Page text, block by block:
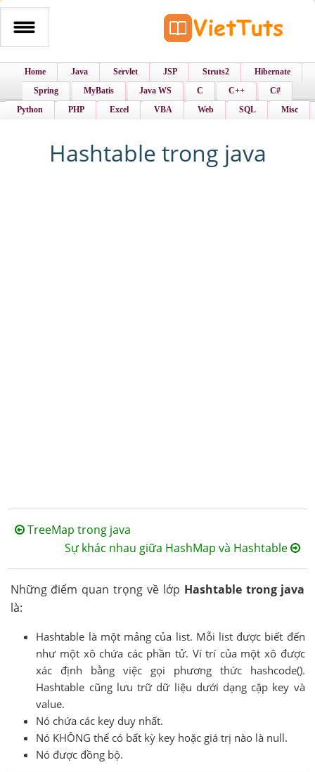
Home Java Servlet JSP Struts2
Hibernate
Spring
MyBatis Java WS C C++
C#
Python
PHP Excel VBA Web SQL Misc
Hashtable trong java
TreeMap trong java
Sự khác nhau giữa HashMap và Hashtable
Những điểm quan trọng về lớp Hashtable trong java
là:
Hashtable là một mảng của list. Mỗi list được biết đến
như một xô chứa các phần tử. Ví trí của một xô được
xác định bằng việc gọi phương thức hashcode().
Hashtable cũng lưu trữ dữ liệu dưới dạng cặp key và
value.
Nó chứa các key duy nhất.
Nó KHÔNG thể có bất kỳ key hoặc giá trị nào là null.
Nó được đồng bộ.